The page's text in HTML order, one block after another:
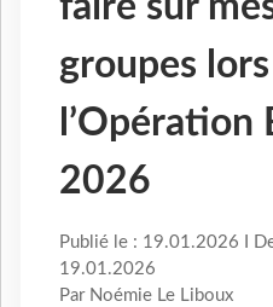
groupes
l’Opération
2026
Publié le : 19.01.2026 I
19.01.2026
Par Noémie Le Liboux